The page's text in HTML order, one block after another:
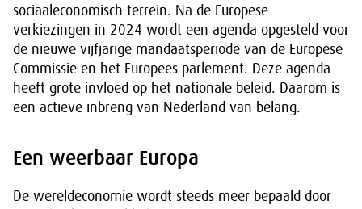
sociaaleconomisch terrein. Na de Europese
verkiezingen in 2024 wordt een agenda opgesteld voor
de nieuwe vijfjarige mandaatsperiode van de Europese
Commissie en het Europees parlement. Deze agenda
heeft grote invloed op het nationale beleid. Daarom is
een actieve inbreng van Nederland van belang.
Een weerbaar Europa
De wereldeconomie wordt steeds meer bepaald door